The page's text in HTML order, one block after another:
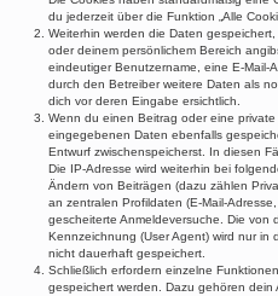
du jederzeit über die Funktion „Alle
Weiterhin werden die Daten
oder deinem persönlichem Bereich
eindeutiger Benutzername, eine E-Mail-
durch den Betreiber weitere Daten als
dich vor deren Eingabe ersichtlich.
Wenn du einen Beitrag oder eine
eingegebenen Daten ebenfalls
Entwurf zwischenspeicherst. In diesen
Die IP-Adresse wird weiterhin bei
Ändern von Beiträgen (dazu zählen
an zentralen Profildaten (E-Mail-
gescheiterte Anmeldeversuche. Die von
Kennzeichnung (User Agent) wird nur in
nicht dauerhaft gespeichert.
Schließlich erfordern einzelne
gespeichert werden. Dazu gehören